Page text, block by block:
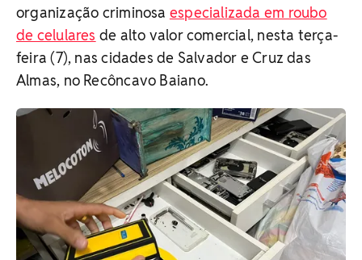
organização criminosa especializada em roubo
de celulares de alto valor comercial, nesta terça-
feira (7), nas cidades de Salvador e Cruz das
Almas, no Recôncavo Baiano.